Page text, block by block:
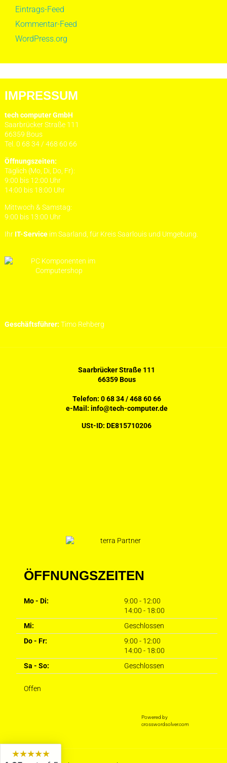
Eintrags-Feed
Kommentar-Feed
WordPress.org
IMPRESSUM
tech computer GmbH
Saarbrücker Straße 111
66359 Bous
Tel. 0 68 34 / 468 60 66
Öffnungszeiten:
Täglich (Mo, Di, Do, Fr):
9:00 bis 12:00 Uhr
14:00 bis 18:00 Uhr
Mittwoch & Samstag:
9:00 bis 13:00 Uhr
Ihr IT-Serviceim Saarland, für Kreis Saarlouis und Umgebung.
Geschäftsführer: Timo Rehberg
Saarbrücker Straße 111
66359 Bous
Telefon: 0 68 34 / 468 60 66
e-Mail: info@tech-computer.de
USt-ID: DE815710206
ÖFFNUNGSZEITEN
Mo - Di:
9:00 - 12:00
14:00 - 18:00
Mi:
Geschlossen
Do - Fr:
9:00 - 12:00
14:00 - 18:00
Sa - So:
Geschlossen
Offen
Powered by
crosswordsolver.com
★★★★★